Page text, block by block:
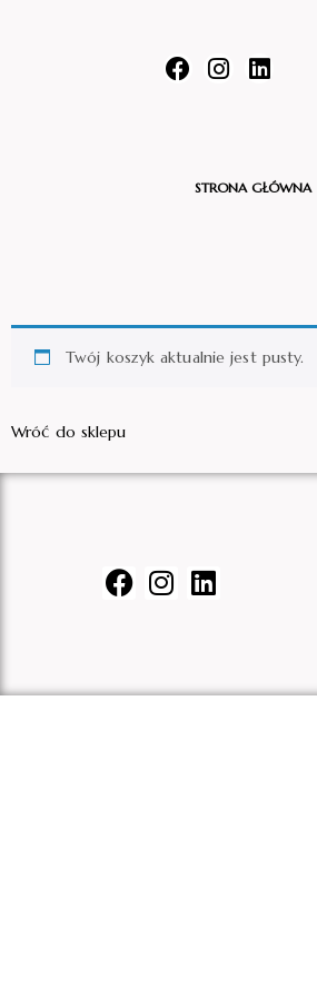
STRONA GŁÓWNA
Twój koszyk aktualnie jest pusty.
Wróć do sklepu